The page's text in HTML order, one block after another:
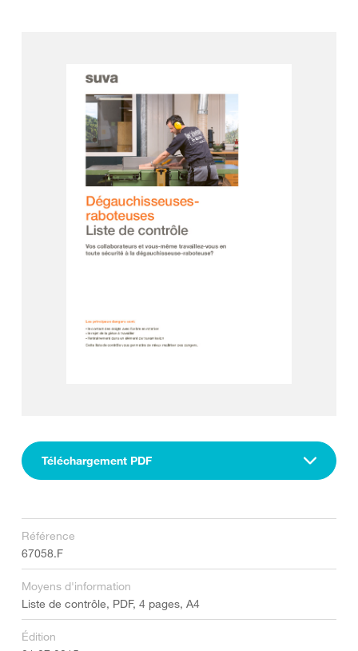
Téléchargement PDF
Référence
67058.F
Moyens d'information
Liste de contrôle, PDF, 4 pages, A4
Édition